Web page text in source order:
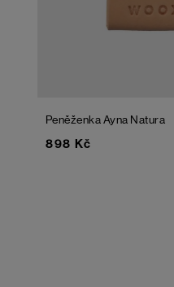
Peněženka Ayna Natura
898 Kč